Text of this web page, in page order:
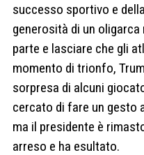
successo sportivo e
generosità di un oligarca
parte e lasciare che gli
momento di trionfo,
sorpresa di alcuni
cercato di fare un gesto
ma il presidente è
arreso e ha esultato.